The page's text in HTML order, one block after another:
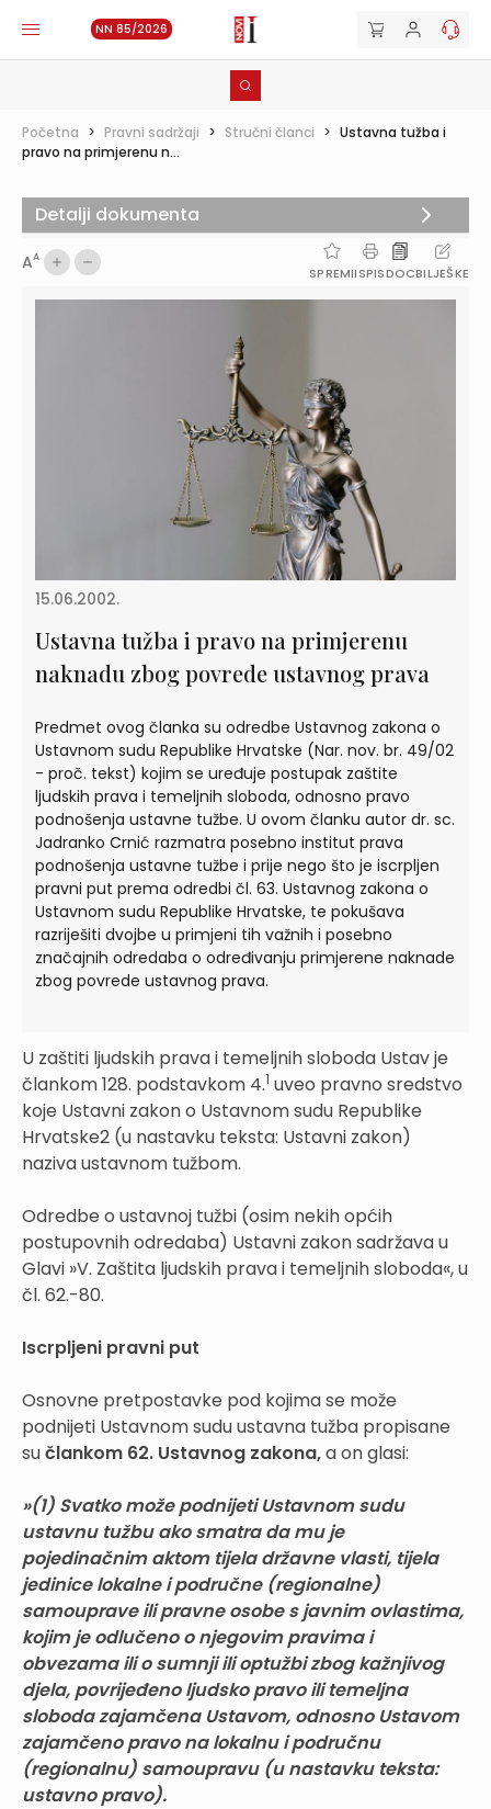
NN 85/2026
Početna > Pravni sadržaji > Stručni članci > Ustavna tužba i
pravo na primjerenu n...
AA
SPREMIISPISDOCBILJEŠKE
15.06.2002.
Ustavna tužba i pravo na primjerenu
naknadu zbog povrede ustavnog prava
Predmet ovog članka su odredbe Ustavnog zakona o
Ustavnom sudu Republike Hrvatske (Nar. nov. br. 49/02
- proč. tekst) kojim se uređuje postupak zaštite
ljudskih prava i temeljnih sloboda, odnosno pravo
podnošenja ustavne tužbe. U ovom članku autor dr. sc.
Jadranko Crnić razmatra posebno institut prava
podnošenja ustavne tužbe i prije nego što je iscrpljen
pravni put prema odredbi čl. 63. Ustavnog zakona o
Ustavnom sudu Republike Hrvatske, te pokušava
razriješiti dvojbe u primjeni tih važnih i posebno
značajnih odredaba o određivanju primjerene naknade
zbog povrede ustavnog prava.
U zaštiti ljudskih prava i temeljnih sloboda Ustav je
člankom 128. podstavkom 4.1 uveo pravno sredstvo
koje Ustavni zakon o Ustavnom sudu Republike
Hrvatske2 (u nastavku teksta: Ustavni zakon)
naziva ustavnom tužbom.
Odredbe o ustavnoj tužbi (osim nekih općih
postupovnih odredaba) Ustavni zakon sadržava u
Glavi »V. Zaštita ljudskih prava i temeljnih sloboda«, u
čl. 62.-80.
Iscrpljeni pravni put
Osnovne pretpostavke pod kojima se može
podnijeti Ustavnom sudu ustavna tužba propisane
sučlankom 62. Ustavnog zakona,a on glasi:
»(1) Svatko može podnijeti Ustavnom sudu
ustavnu tužbu ako smatra da mu je
pojedinačnim aktom tijela državne vlasti, tijela
jedinice lokalne i područne (regionalne)
samouprave ili pravne osobe s javnim ovlastima,
kojim je odlučeno o njegovim pravima i
obvezama ili o sumnji ili optužbi zbog kažnjivog
djela, povrijeđeno ljudsko pravo ili temeljna
sloboda zajamčena Ustavom, odnosno Ustavom
zajamčeno pravo na lokalnu i područnu
(regionalnu) samoupravu (u nastavku teksta:
ustavno pravo).
Detalji dokumenta